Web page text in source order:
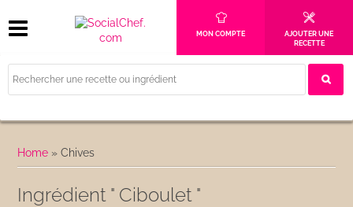
MON COMPTE
AJOUTER UNE
RECETTE
Home »Chives
Ingrédient " Ciboulet "